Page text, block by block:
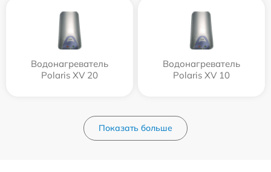
Водонагреватель
Polaris XV 20
Водонагреватель
Polaris XV 10
Показать больше